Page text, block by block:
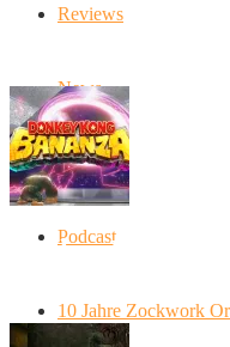
Reviews
News
Artikel
Podcast
10 Jahre Zockwork
Donkey Kong